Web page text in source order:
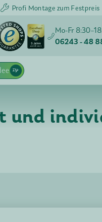
Profi Montage zum Festpreis
Mo-Fr
06243 - 48
und